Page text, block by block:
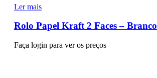
Ler mais
Rolo Papel Kraft 2 Faces – Branco
Faça login para ver os preços